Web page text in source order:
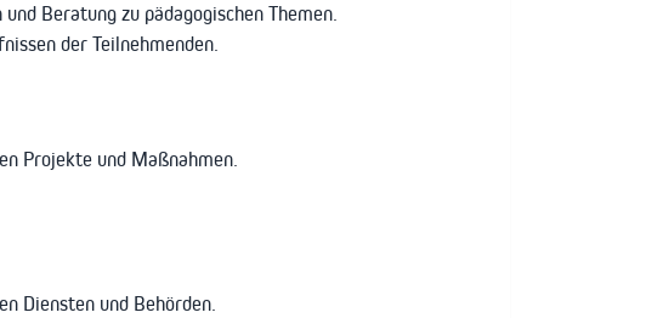
Beratung zu pädagogischen Themen.
der Teilnehmenden.
Projekte und Maßnahmen.
Diensten und Behörden.